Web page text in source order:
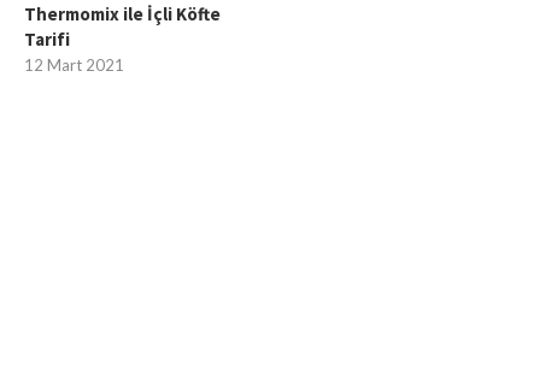
Thermomix ile İçli Köfte
Tarifi
12 Mart 2021